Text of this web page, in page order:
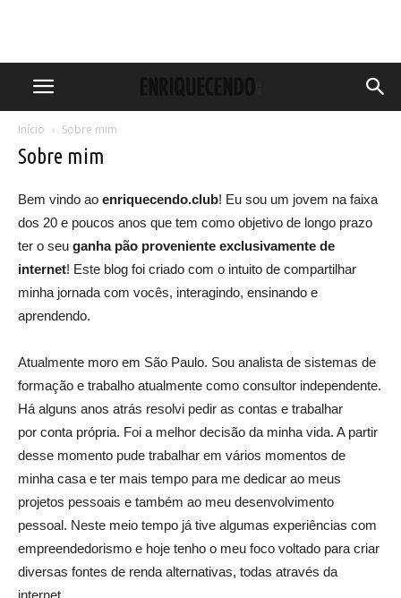
Início Sobre mim
Sobre mim
Bem vindo ao enriquecendo.club! Eu sou um jovem na faixa
dos 20 e poucos anos que tem como objetivo de longo prazo
ter o seu ganha pão proveniente exclusivamente de
internet! Este blog foi criado com o intuito de compartilhar
minha jornada com vocês, interagindo, ensinando e
aprendendo.
Atualmente moro em São Paulo. Sou analista de sistemas de
formação e trabalho atualmente como consultor independente.
Há alguns anos atrás resolvi pedir as contas e trabalhar
por conta própria. Foi a melhor decisão da minha vida. A partir
desse momento pude trabalhar em vários momentos de
minha casa e ter mais tempo para me dedicar ao meus
projetos pessoais e também ao meu desenvolvimento
pessoal. Neste meio tempo já tive algumas experiências com
empreendedorismo e hoje tenho o meu foco voltado para criar
diversas fontes de renda alternativas, todas através da
internet.